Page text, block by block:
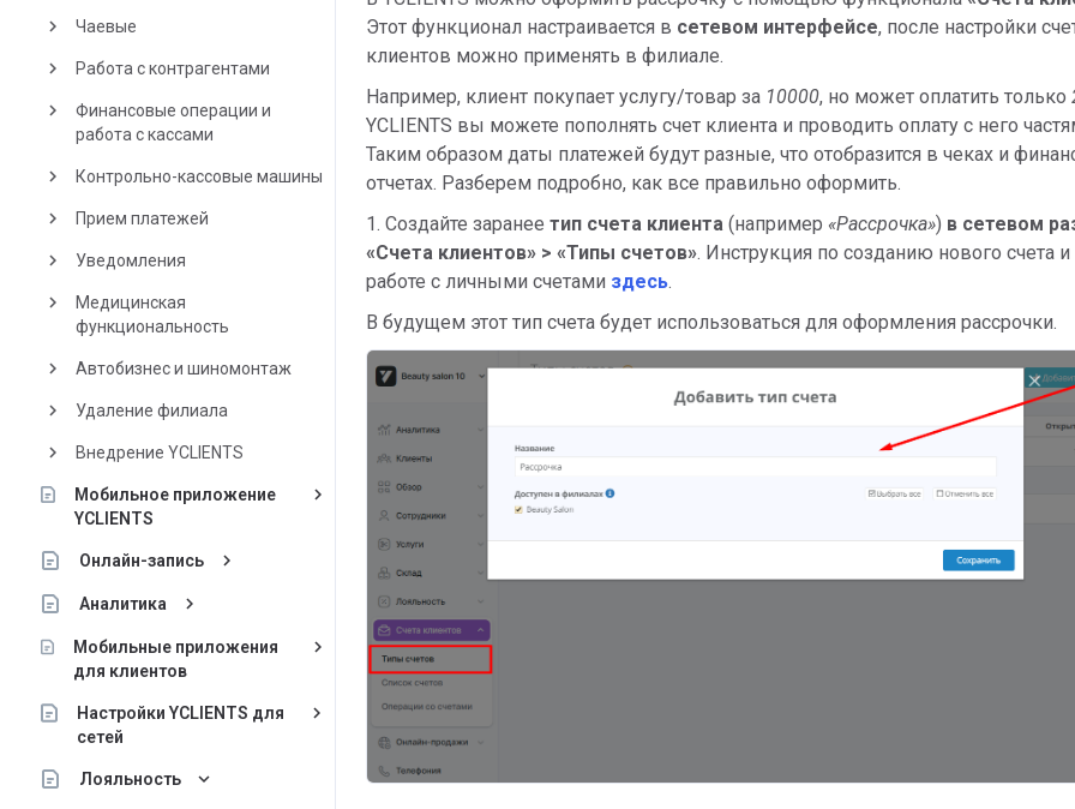
keyboard_arrow_right Чаевые
keyboard_arrow_right Работа с контрагентами
keyboard_arrow_right
Финансовые операции и
работа с кассами
keyboard_arrow_right Контрольно-кассовые машины
keyboard_arrow_right Прием платежей
keyboard_arrow_right Уведомления
keyboard_arrow_right
Медицинская
функциональность
keyboard_arrow_right Автобизнес и шиномонтаж
keyboard_arrow_right Удаление филиала
keyboard_arrow_right Внедрение YCLIENTS
Мобильное приложение
YCLIENTS
keyboard_arrow_right
Онлайн-запись keyboard_arrow_right
Аналитика keyboard_arrow_right
Мобильные приложения
для клиентов
keyboard_arrow_right
Настройки YCLIENTS для
сетей
keyboard_arrow_right
Лояльность
keyboard_arrow_down
Этот функционал настраивается в сетевом интерфейсе, после настройки
клиентов можно применять в филиале.
Например, клиент покупает услугу/товар за 10000, но может оплатить только
YCLIENTS вы можете пополнять счет клиента и проводить оплату с него
Таким образом даты платежей будут разные, что отобразится в чеках и
отчетах. Разберем подробно, как все правильно оформить.
1. Создайте заранее тип счета клиента (например «Рассрочка») в сетевом
«Счета клиентов» > «Типы счетов». Инструкция по созданию нового счета и
работе с личными счетами здесь.
В будущем этот тип счета будет использоваться для оформления рассрочки.